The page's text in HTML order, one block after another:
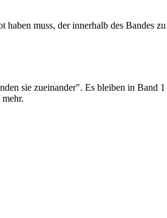
muss, der innerhalb des Bandes
sie zueinander". Es bleiben in Band